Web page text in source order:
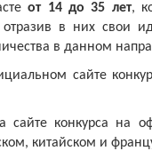
от 14 до 35 лет,
в них свои
в данном
сайте
сайте конкурса на
китайском и